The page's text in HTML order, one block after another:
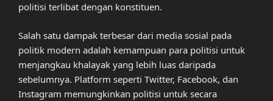
politisi terlibat dengan konstituen.
Salah satu dampak terbesar dari media sosial pada
politik modern adalah kemampuan para politisi untuk
menjangkau khalayak yang lebih luas daripada
sebelumnya. Platform seperti Twitter, Facebook, dan
Instagram memungkinkan politisi untuk secara